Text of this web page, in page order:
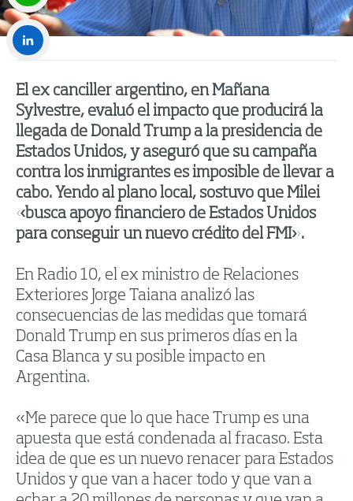
El ex canciller argentino, en Mañana
Sylvestre, evaluó el impacto que producirá la
llegada de Donald Trump a la presidencia de
Estados Unidos, y aseguró que su campaña
contra los inmigrantes es imposible de llevar a
cabo. Yendo al plano local, sostuvo que Milei
«busca apoyo financiero de Estados Unidos
para conseguir un nuevo crédito del FMI».
En Radio 10, el ex ministro de Relaciones
Exteriores Jorge Taiana analizó las
consecuencias de las medidas que tomará
Donald Trump en sus primeros días en la
Casa Blanca y su posible impacto en
Argentina.
«Me parece que lo que hace Trump es una
apuesta que está condenada al fracaso. Esta
idea de que es un nuevo renacer para Estados
Unidos y que van a hacer todo y que van a
WhatsApp